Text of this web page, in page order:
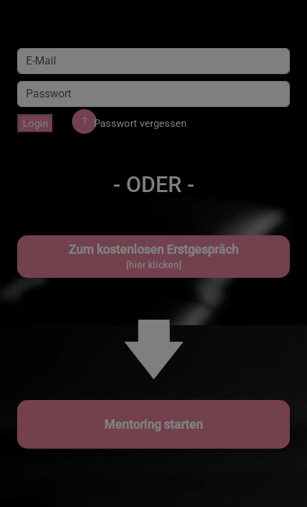
Login Passwort vergessen
?
- ODER -
Zum kostenlosen Erstgespräch
[hier klicken]
Mentoring starten